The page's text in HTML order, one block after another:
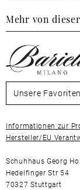
Mehr von
Unsere
Informationen zur
Hersteller/EU
Schuhhaus Georg
Hedelfinger Str 54
70327 Stuttgart